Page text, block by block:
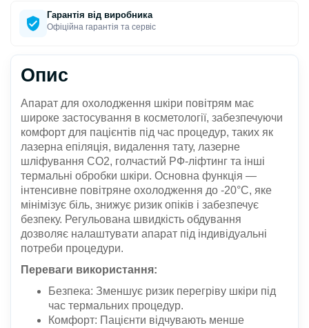
Гарантія від виробника
Офіційна гарантія та сервіс
Опис
Апарат для охолодження шкіри повітрям має
широке застосування в косметології, забезпечуючи
комфорт для пацієнтів під час процедур, таких як
лазерна епіляція, видалення тату, лазерне
шліфування СО2, голчастий РФ-ліфтинг та інші
термальні обробки шкіри. Основна функція —
інтенсивне повітряне охолодження до -20°C, яке
мінімізує біль, знижує ризик опіків і забезпечує
безпеку. Регульована швидкість обдування
дозволяє налаштувати апарат під індивідуальні
потреби процедури.
Переваги використання:
Безпека: Зменшує ризик перегріву шкіри під
час термальних процедур.
Комфорт: Пацієнти відчувають менше